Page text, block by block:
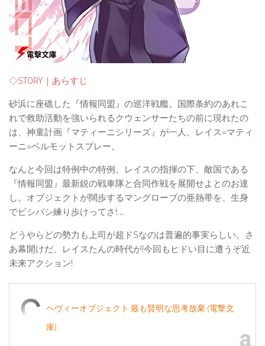
◇STORY｜あらすじ
砂浜に座礁した『情報同盟』の巡洋戦艦。国際条約のあれこ
れで救助活動を強いられるクウェンサーたちの前に現れたの
は、神童計画『マティーニシリーズ』が一人、レイス=マティ
ーニ=ベルモットスプレー。
なんと今回は特例中の特例、レイスの指揮の下、敵国である
『情報同盟』最新鋭の戦車隊と合同作戦を展開せよとのお達
し。オブジェクトが闊歩するマングローブの亜熱帯を、生身
でビシバシ練り歩けってさ!…
どうやらどの勢力も上司が超ドSなのは普遍的事実らしい。さ
あ幕開けだ、レイスたんの時代が!今回もヒドい目に遭うぞ近
未来アクション!
ヘヴィーオブジェクト 最も賢明な思考放棄 (電撃文
庫)